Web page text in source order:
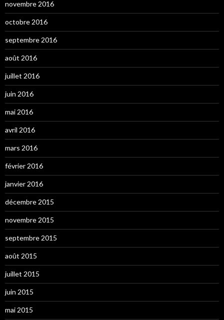
novembre 2016
octobre 2016
septembre 2016
août 2016
juillet 2016
juin 2016
mai 2016
avril 2016
mars 2016
février 2016
janvier 2016
décembre 2015
novembre 2015
septembre 2015
août 2015
juillet 2015
juin 2015
mai 2015